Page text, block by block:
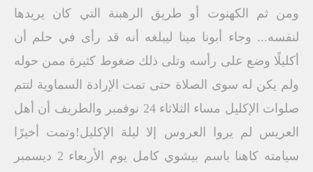
ومن ثم الكهنوت أو طريق الرهبنة التي كان يريدها
لنفسه... وجاء أبونا مينا ليبلغه أنه قد رأى في حلم أن
أكليلًا وضع على رأسه وتلى ذلك ضغوط كثيرة ممن حوله
ولم يكن له سوى الصلاة حتى تمت الإرادة السماوية لتتم
صلوات الإكليل مساء الثلاثاء 24 نوفمبر والطريف أن أهل
العريس لم يروا العروس إلا ليلة الإكليل!وتمت أخيرًا
سيامته كاهنا باسم بيشوي كامل يوم الأربعاء 2 ديسمبر